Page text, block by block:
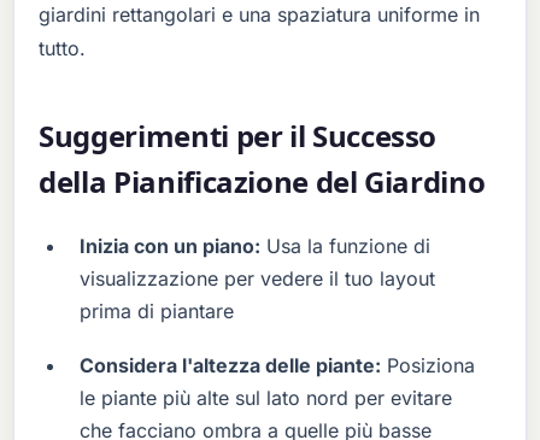
giardini rettangolari e una spaziatura uniforme in
tutto.
Suggerimenti per il Successo
della Pianificazione del Giardino
Inizia con un piano: Usa la funzione di
visualizzazione per vedere il tuo layout
prima di piantare
Considera l'altezza delle piante: Posiziona
le piante più alte sul lato nord per evitare
che facciano ombra a quelle più basse